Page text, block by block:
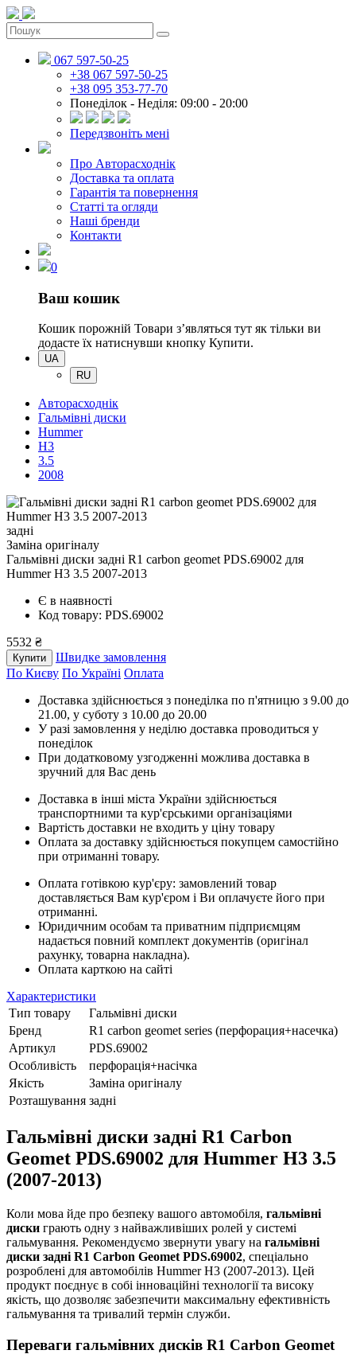
067 597-50-25
+38 067 597-50-25
+38 095 353-77-70
Понеділок - Неділя: 09:00 - 20:00
Передзвоніть мені
Про Авторасходнік
Доставка та оплата
Гарантія та повернення
Статті та огляди
Наші бренди
Контакти
0
Ваш кошик
Кошик порожній Товари зʼявляться тут як тільки ви
додасте їх натиснувши кнопку Купити.
UA
RU
Авторасходнік
Гальмівні диски
Hummer
H3
3.5
2008
задні
Заміна оригіналу
Гальмівні диски задні R1 carbon geomet PDS.69002 для
Hummer H3 3.5 2007-2013
Є в наявності
Код товару: PDS.69002
5532 ₴
Купити
Швидке замовлення
По Києву По Україні Оплата
Доставка здійснюється з понеділка по п'ятницю з 9.00 до
21.00, у суботу з 10.00 до 20.00
У разі замовлення у неділю доставка проводиться у
понеділок
При додатковому узгодженні можлива доставка в
зручний для Вас день
Доставка в інші міста України здійснюється
транспортними та кур'єрськими організаціями
Вартість доставки не входить у ціну товару
Оплата за доставку здійснюється покупцем самостійно
при отриманні товару.
Оплата готівкою кур'єру: замовлений товар
доставляється Вам кур'єром і Ви оплачуєте його при
отриманні.
Юридичним особам та приватним підприємцям
надається повний комплект документів (оригінал
рахунку, товарна накладна).
Оплата карткою на сайті
Характеристики
Тип товару
Гальмівні диски
Бренд
R1 carbon geomet series (перфорация+насечка)
Артикул
PDS.69002
Особливість
перфорація+насічка
Якість
Заміна оригіналу
Розташування задні
Гальмівні диски задні R1 Carbon
Geomet PDS.69002 для Hummer H3 3.5
(2007-2013)
Коли мова йде про безпеку вашого автомобіля, гальмівні
диски грають одну з найважливіших ролей у системі
гальмування. Рекомендуємо звернути увагу на гальмівні
диски задні R1 Carbon Geomet PDS.69002, спеціально
розроблені для автомобілів Hummer H3 (2007-2013). Цей
продукт поєднує в собі інноваційні технології та високу
якість, що дозволяє забезпечити максимальну ефективність
гальмування та тривалий термін служби.
Переваги гальмівних дисків R1 Carbon Geomet